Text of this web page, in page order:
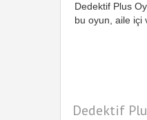
Dedektif Plus
bu oyun, aile içi
Dedektif